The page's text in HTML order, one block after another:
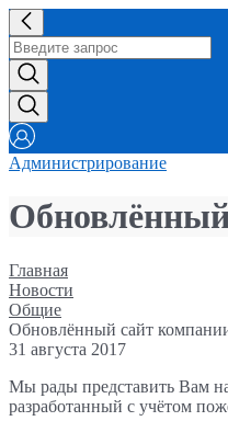
Администрирование
Главная
Новости
Общие
Обновлённый сайт
31 августа 2017
Мы рады представить Вам
разработанный с учётом